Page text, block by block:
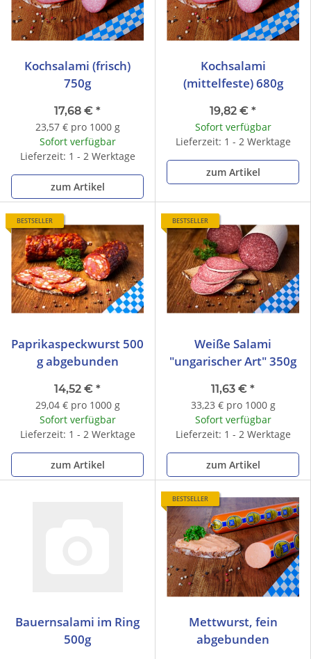
Kochsalami (frisch)
750g
17,68 € *
23,57 € pro 1000 g
Sofort verfügbar
Lieferzeit: 1 - 2 Werktage
zum Artikel
Kochsalami
(mittelfeste) 680g
19,82 € *
Sofort verfügbar
Lieferzeit: 1 - 2 Werktage
zum Artikel
BESTSELLER
Paprikaspeckwurst 500
g abgebunden
14,52 € *
29,04 € pro 1000 g
Sofort verfügbar
Lieferzeit: 1 - 2 Werktage
zum Artikel
BESTSELLER
Weiße Salami
"ungarischer Art" 350g
11,63 € *
33,23 € pro 1000 g
Sofort verfügbar
Lieferzeit: 1 - 2 Werktage
zum Artikel
Bauernsalami im Ring
500g
BESTSELLER
Mettwurst, fein
abgebunden